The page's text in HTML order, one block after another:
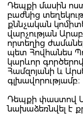
Դեպքի մասին
բաժնից
քննչական
վարչության
որտեղից
պետ Հովհանես
կարևոր
Համզոյանի և
գլխավորությամբ։
Դեպքի փաստով
նախաձեռնվել է